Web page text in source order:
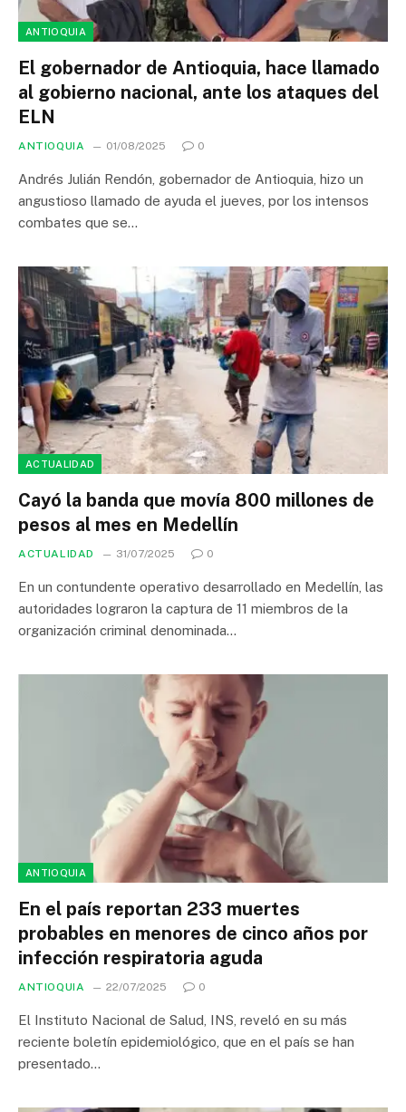
ANTIOQUIA
El gobernador de Antioquia, hace llamado
al gobierno nacional, ante los ataques del
ELN
ANTIOQUIA 01/08/2025 0
Andrés Julián Rendón, gobernador de Antioquia, hizo un
angustioso llamado de ayuda el jueves, por los intensos
combates que se…
ACTUALIDAD
Cayó la banda que movía 800 millones de
pesos al mes en Medellín
ACTUALIDAD 31/07/2025 0
En un contundente operativo desarrollado en Medellín, las
autoridades lograron la captura de 11 miembros de la
organización criminal denominada…
ANTIOQUIA
En el país reportan 233 muertes
probables en menores de cinco años por
infección respiratoria aguda
ANTIOQUIA 22/07/2025 0
El Instituto Nacional de Salud, INS, reveló en su más
reciente boletín epidemiológico, que en el país se han
presentado…